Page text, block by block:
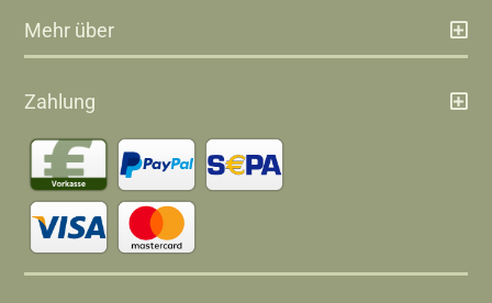
Mehr über
Zahlung